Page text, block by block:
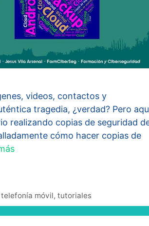
videos, contactos y
tragedia, ¿verdad? Pero
realizando copias de seguridad
cómo hacer copias de
telefonía móvil,tutoriales